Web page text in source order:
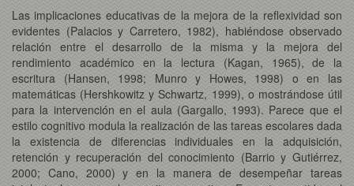
Las implicaciones educativas de la mejora de la reflexividad son
evidentes (Palacios y Carretero, 1982), habiéndose observado
relación entre el desarrollo de la misma y la mejora del
rendimiento académico en la lectura (Kagan, 1965), de la
escritura (Hansen, 1998; Munro y Howes, 1998) o en las
matemáticas (Hershkowitz y Schwartz, 1999), o mostrándose útil
para la intervención en el aula (Gargallo, 1993). Parece que el
estilo cognitivo modula la realización de las tareas escolares dada
la existencia de diferencias individuales en la adquisición,
retención y recuperación del conocimiento (Barrio y Gutiérrez,
2000; Cano, 2000) y en la manera de desempeñar tareas